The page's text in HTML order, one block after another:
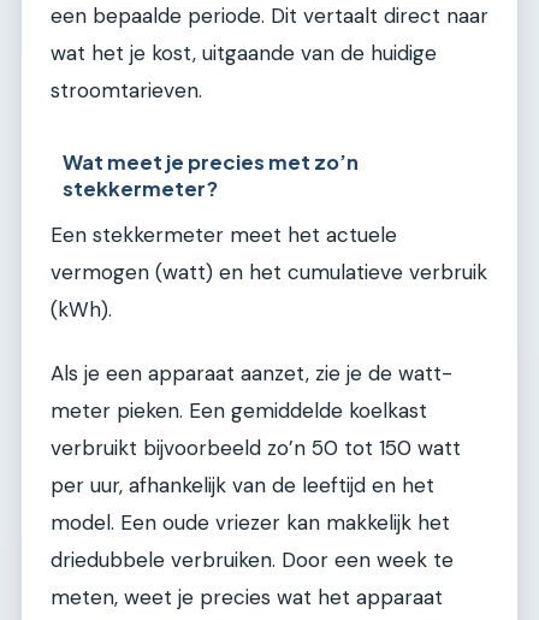
een bepaalde periode. Dit vertaalt direct naar
wat het je kost, uitgaande van de huidige
stroomtarieven.
Wat meet je precies met zo’n
stekkermeter?
Een stekkermeter meet het actuele
vermogen (watt) en het cumulatieve verbruik
(kWh).
Als je een apparaat aanzet, zie je de watt-
meter pieken. Een gemiddelde koelkast
verbruikt bijvoorbeeld zo’n 50 tot 150 watt
per uur, afhankelijk van de leeftijd en het
model. Een oude vriezer kan makkelijk het
driedubbele verbruiken. Door een week te
meten, weet je precies wat het apparaat